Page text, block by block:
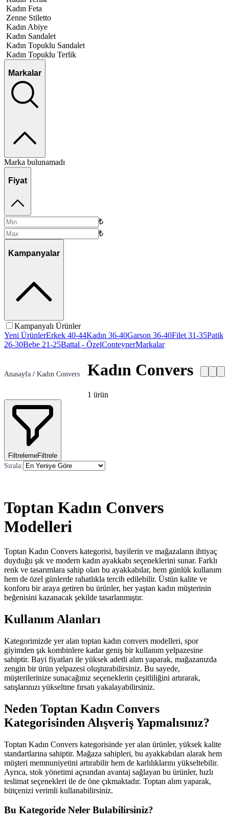
Kadın Feta
Zenne Stiletto
Kadın Abiye
Kadın Sandalet
Kadın Topuklu Sandalet
Kadın Topuklu Terlik
Markalar
Marka bulunamadı
Fiyat
₺
₺
Kampanyalar
Kampanyalı Ürünler
Yeni ÜrünlerErkek 40-44Kadın 36-40Garson 36-40Filet 31-35Patik
26-30Bebe 21-25Battal - ÖzelConteynerMarkalar
Anasayfa / Kadın Convers Kadın Convers
1 ürün
FiltrelemeFiltrele
Sırala:
Toptan Kadın Convers
Modelleri
Toptan Kadın Convers kategorisi, bayilerin ve mağazaların ihtiyaç
duyduğu şık ve modern kadın ayakkabı seçeneklerini sunar. Farklı
renk ve tasarımlara sahip olan bu ayakkabılar, hem günlük kullanım
hem de özel günlerde rahatlıkla tercih edilebilir. Üstün kalite ve
konforu bir araya getiren bu ürünler, her yaştan kadın müşterinin
beğenisini kazanacak şekilde tasarlanmıştır.
Kullanım Alanları
Kategorimizde yer alan toptan kadın convers modelleri, spor
giyimden şık kombinlere kadar geniş bir kullanım yelpazesine
sahiptir. Bayi fiyatları ile yüksek adetli alım yaparak, mağazanızda
zengin bir ürün yelpazesi oluşturabilirsiniz. Bu sayede,
müşterilerinize sunacağınız seçeneklerin çeşitliliğini artırarak,
satışlarınızı yükseltme fırsatı yakalayabilirsiniz.
Neden Toptan Kadın Convers
Kategorisinden Alışveriş Yapmalısınız?
Toptan Kadın Convers kategorisinde yer alan ürünler, yüksek kalite
standartlarına sahiptir. Mağaza sahipleri, bu ayakkabıları alarak hem
müşteri memnuniyetini artırabilir hem de karlılıklarını yükseltebilir.
Ayrıca, stok yönetimi açısından avantaj sağlayan bu ürünler, hızlı
teslimat seçenekleri ile de öne çıkmaktadır. Toptan alım yaparak,
bütçenizi verimli kullanabilirsiniz.
Bu Kategoride Neler Bulabilirsiniz?